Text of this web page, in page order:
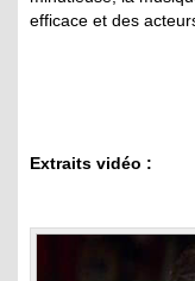
efficace et des
Extraits vidéo :